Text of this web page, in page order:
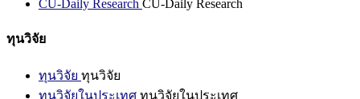
CU-Daily Research CU-Daily Research
ทุนวิจัย
ทุนวิจัย ทุนวิจัย
ทุนวิจัยในประเทศ ทุนวิจัยในประเทศ